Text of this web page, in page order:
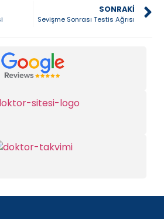
SONRAKI
Sevişme Sonrası Testis Ağrısı